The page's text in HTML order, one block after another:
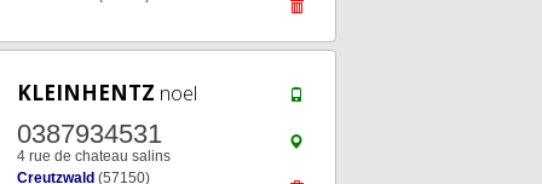
KLEINHENTZ noel
0387934531
4 rue de chateau salins
Creutzwald (57150)